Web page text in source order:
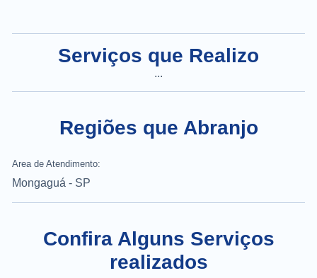
Serviços que Realizo
...
Regiões que Abranjo
Area de Atendimento:
Mongaguá - SP
Confira Alguns Serviços
realizados